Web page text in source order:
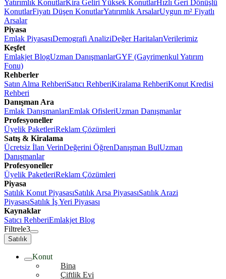
Yatırımlık KonutlarKira Geliri Yüksek KonutlarHızlı Geri Dönüşlü
KonutlarFiyatı Düşen KonutlarYatırımlık ArsalarUygun m² Fiyatlı
Arsalar
Piyasa
Emlak PiyasasıDemografi AnaliziDeğer HaritalarıVerilerimiz
Keşfet
Emlakjet BlogUzman DanışmanlarGYF (Gayrimenkul Yatırım
Fonu)
Rehberler
Satın Alma RehberiSatıcı RehberiKiralama RehberiKonut Kredisi
Rehberi
Danışman Ara
Emlak DanışmanlarıEmlak OfisleriUzman Danışmanlar
Profesyoneller
Üyelik PaketleriReklam Çözümleri
Satış & Kiralama
Ücretsiz İlan VerinDeğerini ÖğrenDanışman BulUzman
Danışmanlar
Profesyoneller
Üyelik PaketleriReklam Çözümleri
Piyasa
Satılık Konut PiyasasıSatılık Arsa PiyasasıSatılık Arazi
PiyasasıSatılık İş Yeri Piyasası
Kaynaklar
Satıcı RehberiEmlakjet Blog
Filtrele3
Satılık
Konut
Bina
Çiftlik Evi